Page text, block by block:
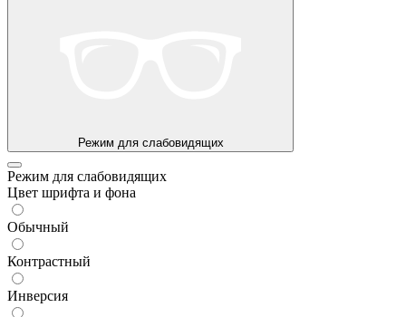
Режим для слабовидящих
Режим для слабовидящих
Цвет шрифта и фона
Обычный
Контрастный
Инверсия